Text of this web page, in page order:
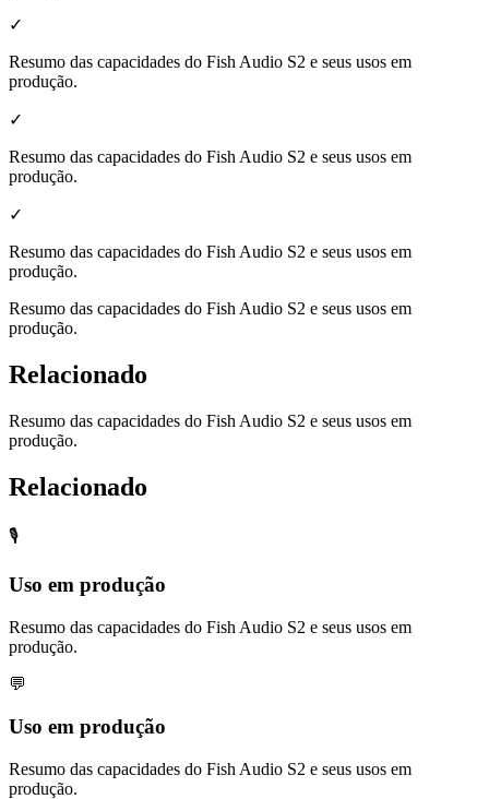
✓
Resumo das capacidades do Fish Audio S2 e seus usos em
produção.
✓
Resumo das capacidades do Fish Audio S2 e seus usos em
produção.
✓
Resumo das capacidades do Fish Audio S2 e seus usos em
produção.
Resumo das capacidades do Fish Audio S2 e seus usos em
produção.
Relacionado
Resumo das capacidades do Fish Audio S2 e seus usos em
produção.
Relacionado
🎙️
Uso em produção
Resumo das capacidades do Fish Audio S2 e seus usos em
produção.
💬
Uso em produção
Resumo das capacidades do Fish Audio S2 e seus usos em
produção.